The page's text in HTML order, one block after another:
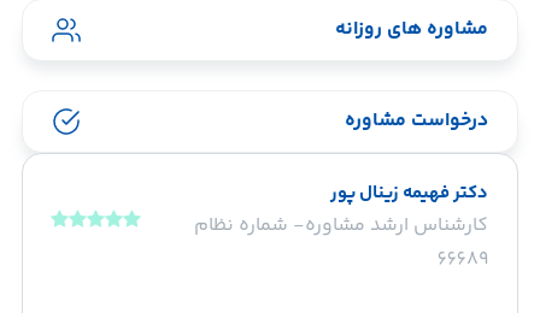
مشاوره های روزانه
درخواست مشاوره
دکتر فهیمه زینال پور
کارشناس ارشد مشاوره- شماره نظام
66689